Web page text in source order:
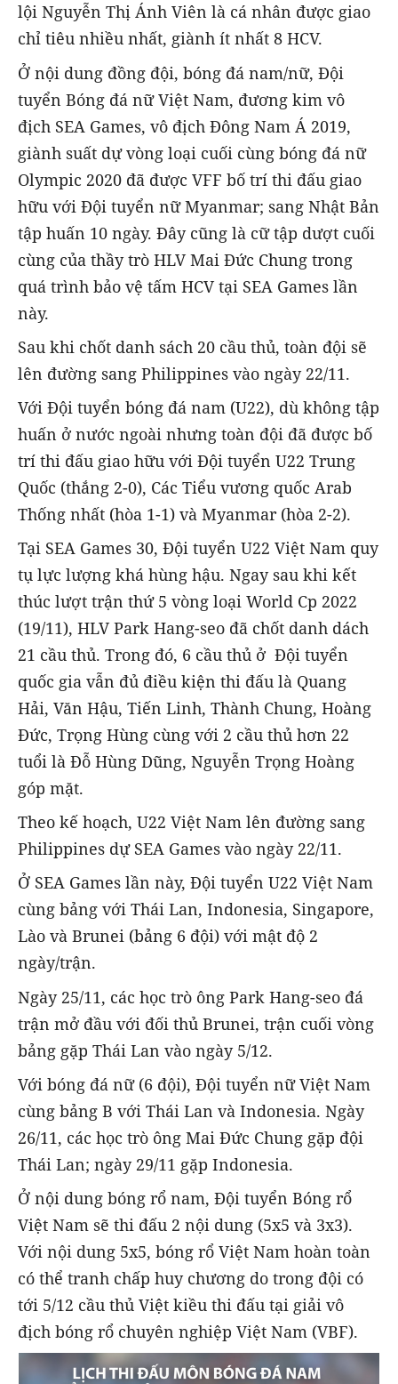
lội Nguyễn Thị Ánh Viên là cá nhân được giao
chỉ tiêu nhiều nhất, giành ít nhất 8 HCV.
Ở nội dung đồng đội, bóng đá nam/nữ, Đội
tuyển Bóng đá nữ Việt Nam, đương kim vô
địch SEA Games, vô địch Đông Nam Á 2019,
giành suất dự vòng loại cuối cùng bóng đá nữ
Olympic 2020 đã được VFF bố trí thi đấu giao
hữu với Đội tuyển nữ Myanmar; sang Nhật Bản
tập huấn 10 ngày. Đây cũng là cữ tập dượt cuối
cùng của thầy trò HLV Mai Đức Chung trong
quá trình bảo vệ tấm HCV tại SEA Games lần
này.
Sau khi chốt danh sách 20 cầu thủ, toàn đội sẽ
lên đường sang Philippines vào ngày 22/11.
Với Đội tuyển bóng đá nam (U22), dù không tập
huấn ở nước ngoài nhưng toàn đội đã được bố
trí thi đấu giao hữu với Đội tuyển U22 Trung
Quốc (thắng 2-0), Các Tiểu vương quốc Arab
Thống nhất (hòa 1-1) và Myanmar (hòa 2-2).
Tại SEA Games 30, Đội tuyển U22 Việt Nam quy
tụ lực lượng khá hùng hậu. Ngay sau khi kết
thúc lượt trận thứ 5 vòng loại World Cp 2022
(19/11), HLV Park Hang-seo đã chốt danh dách
21 cầu thủ. Trong đó, 6 cầu thủ ở Đội tuyển
quốc gia vẫn đủ điều kiện thi đấu là Quang
Hải, Văn Hậu, Tiến Linh, Thành Chung, Hoàng
Đức, Trọng Hùng cùng với 2 cầu thủ hơn 22
tuổi là Đỗ Hùng Dũng, Nguyễn Trọng Hoàng
góp mặt.
Theo kế hoạch, U22 Việt Nam lên đường sang
Philippines dự SEA Games vào ngày 22/11.
Ở SEA Games lần này, Đội tuyển U22 Việt Nam
cùng bảng với Thái Lan, Indonesia, Singapore,
Lào và Brunei (bảng 6 đội) với mật độ 2
ngày/trận.
Ngày 25/11, các học trò ông Park Hang-seo đá
trận mở đầu với đối thủ Brunei, trận cuối vòng
bảng gặp Thái Lan vào ngày 5/12.
Với bóng đá nữ (6 đội), Đội tuyển nữ Việt Nam
cùng bảng B với Thái Lan và Indonesia. Ngày
26/11, các học trò ông Mai Đức Chung gặp đội
Thái Lan; ngày 29/11 gặp Indonesia.
Ở nội dung bóng rổ nam, Đội tuyển Bóng rổ
Việt Nam sẽ thi đấu 2 nội dung (5x5 và 3x3).
Với nội dung 5x5, bóng rổ Việt Nam hoàn toàn
có thể tranh chấp huy chương do trong đội có
tới 5/12 cầu thủ Việt kiều thi đấu tại giải vô
địch bóng rổ chuyên nghiệp Việt Nam (VBF).